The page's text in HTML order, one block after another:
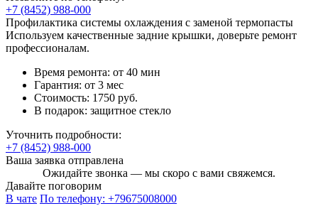
+7 (8452) 988-000
Профилактика системы охлаждения с заменой термопасты
Используем качественные задние крышки, доверьте ремонт
профессионалам.
Время ремонта: от 40 мин
Гарантия: от 3 мес
Стоимость: 1750 руб.
В подарок: защитное стекло
Уточнить подробности:
+7 (8452) 988-000
Ваша заявка отправлена
Ожидайте звонка — мы скоро с вами свяжемся.
Давайте поговорим
В чате По телефону: +79675008000